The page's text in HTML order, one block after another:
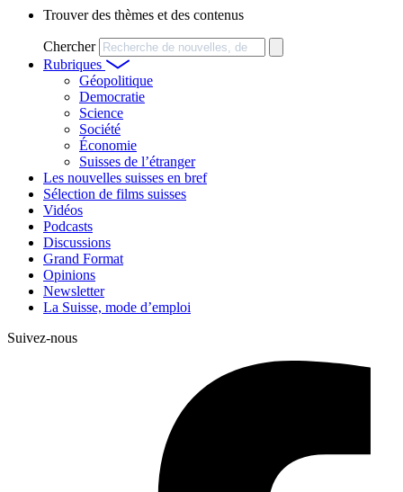
Trouver des thèmes et des contenus
Chercher
Rubriques
Géopolitique
Democratie
Science
Société
Économie
Suisses de l’étranger
Les nouvelles suisses en bref
Sélection de films suisses
Vidéos
Podcasts
Discussions
Grand Format
Opinions
Newsletter
La Suisse, mode d’emploi
Suivez-nous